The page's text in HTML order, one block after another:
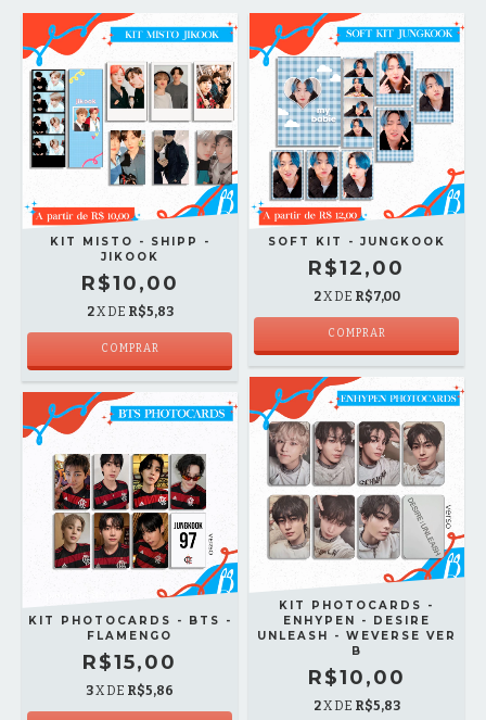
KIT MISTO - SHIPP -
JIKOOK
R$10,00
2X DE R$5,83
COMPRAR
SOFT KIT - JUNGKOOK
R$12,00
2X DE R$7,00
COMPRAR
KIT PHOTOCARDS - BTS -
FLAMENGO
R$15,00
3X DE R$5,86
KIT PHOTOCARDS -
ENHYPEN - DESIRE
UNLEASH - WEVERSE VER
B
R$10,00
2X DE R$5,83